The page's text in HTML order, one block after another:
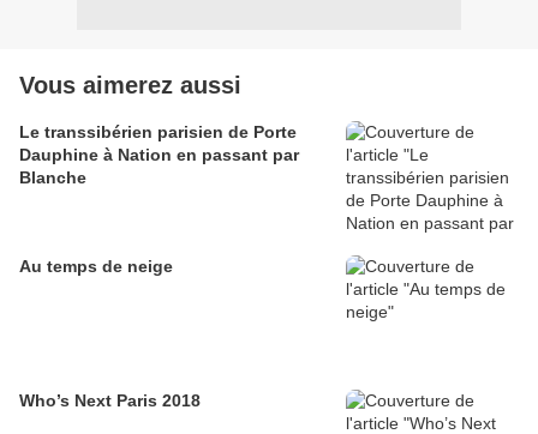
Vous aimerez aussi
Le transsibérien parisien de Porte
Dauphine à Nation en passant par
Blanche
Au temps de neige
Who’s Next Paris 2018